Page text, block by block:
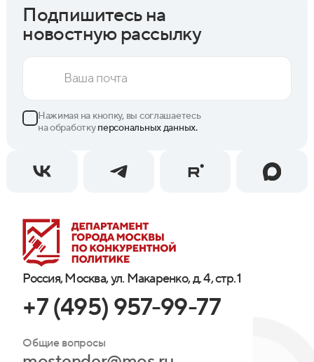
Россия, Москва, ул. Макаренко, д. 4, стр. 1
+7 (495) 957-99-77
Общие вопросы
Подпишитесь на
новостную рассылку
Нажимая на кнопку, вы соглашаетесь
на обработкуперсональных данных.